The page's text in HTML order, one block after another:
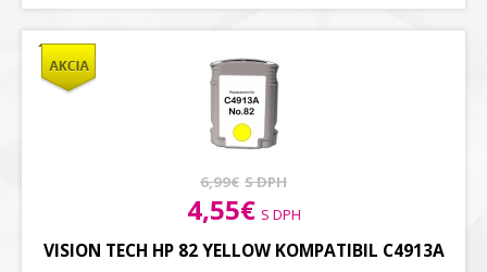
6,99€ S DPH
4,55€ S DPH
VISION TECH HP 82 YELLOW KOMPATIBIL C4913A